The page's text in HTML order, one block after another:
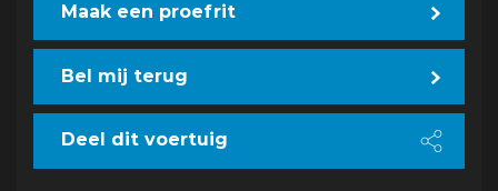
Maak een proefrit
Bel mij terug
Deel dit voertuig